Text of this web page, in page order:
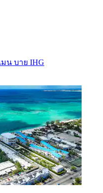
น บาย IHG